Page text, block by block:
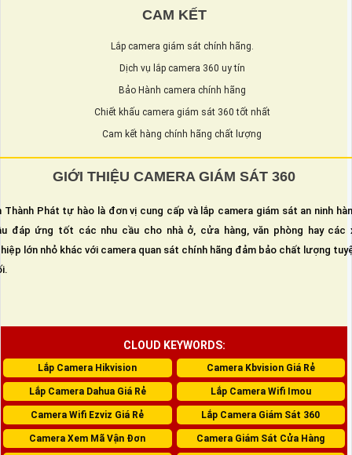
CAM KẾT
Lắp camera giám sát chính hãng.
Dịch vụ lắp camera 360 uy tín
Bảo Hành camera chính hãng
Chiết khấu camera giám sát 360 tốt nhất
Cam kết hàng chính hãng chất lượng
GIỚI THIỆU CAMERA GIÁM SÁT 360
Thành Phát tự hào là đơn vị cung cấp và lắp camera giám sát an ninh
đáp ứng tốt các nhu cầu cho nhà ở, cửa hàng, văn phòng hay các
lớn nhỏ khác với camera quan sát chính hãng đảm bảo chất lượng
CLOUD KEYWORDS:
Lắp Camera Hikvision Camera Kbvision Giá Rẻ
Lắp Camera Dahua Giá Rẻ Lắp Camera Wifi Imou
Camera Wifi Ezviz Giá Rẻ Lắp Camera Giám Sát 360
Camera Xem Mã Vận Đơn Camera Giám Sát Cửa Hàng